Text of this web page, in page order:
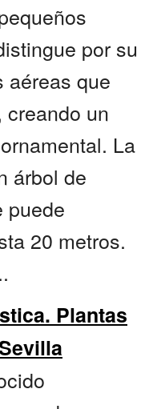
por su
aéreas que
un
La
árbol de
puede
20 metros.
Plantas